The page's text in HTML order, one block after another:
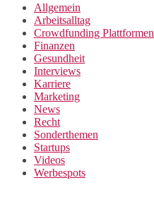
Allgemein
Arbeitsalltag
Crowdfunding Plattformen
Finanzen
Gesundheit
Interviews
Karriere
Marketing
News
Recht
Sonderthemen
Startups
Videos
Werbespots